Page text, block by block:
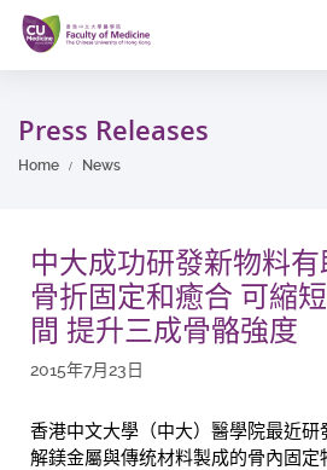
Skip
main
content
Press Releases
Home News
中大成功研發新物料
骨折固定和癒合 可縮
間 提升三成骨骼強度
2015年7月23日
香港中文大學（中大）醫學院最近
解鎂金屬與傳统材料製成的骨內固